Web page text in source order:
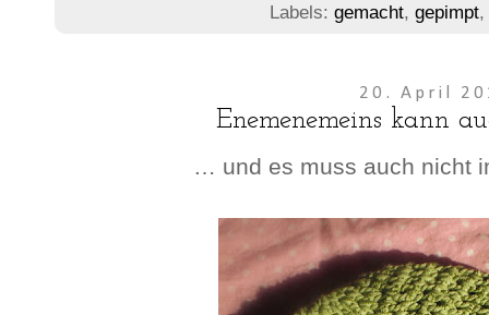
Labels: gemacht, gepimpt,
20. April
Enemenemeins kann
… und es muss auch nicht